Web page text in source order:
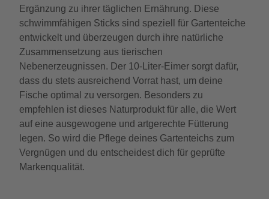
Ergänzung zu ihrer täglichen Ernährung. Diese
schwimmfähigen Sticks sind speziell für Gartenteiche
entwickelt und überzeugen durch ihre natürliche
Zusammensetzung aus tierischen
Nebenerzeugnissen. Der 10-Liter-Eimer sorgt dafür,
dass du stets ausreichend Vorrat hast, um deine
Fische optimal zu versorgen. Besonders zu
empfehlen ist dieses Naturprodukt für alle, die Wert
auf eine ausgewogene und artgerechte Fütterung
legen. So wird die Pflege deines Gartenteichs zum
Vergnügen und du entscheidest dich für geprüfte
Markenqualität.